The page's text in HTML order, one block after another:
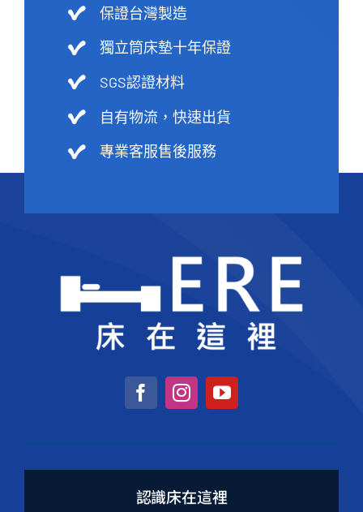
保證台灣製造
獨立筒床墊十年保證
SGS認證材料
自有物流，快速出貨
專業客服售後服務
認識床在這裡